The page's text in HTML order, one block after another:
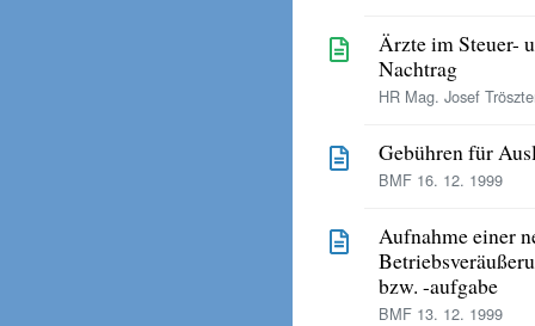
Ärzte im Steuer-
Nachtrag
HR Mag. Josef
Gebühren für
BMF 16. 12. 1999
Aufnahme einer
bzw. -aufgabe
BMF 13. 12. 1999